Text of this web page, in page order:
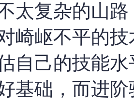
太复杂的山
崎岖不平的
自己的技能
基础，而进